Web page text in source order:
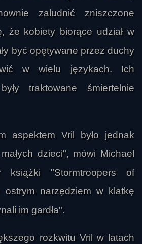
zaludnić zniszczone
że kobiety biorące udział w
być opętywane przez duchy
w wielu językach. Ich
traktowane śmiertelnie
aspektem Vril było jednak
dzieci", mówi Michael
książki "Stormtroopers of
ostrym narzędziem w klatkę
im gardła".
rozkwitu Vril w latach